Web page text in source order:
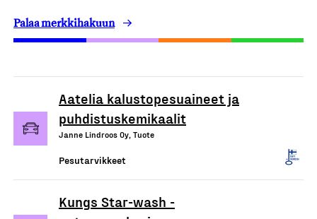
Palaa merkkihakuun
Aatelia kalustopesuaineet ja
puhdistuskemikaalit
Janne Lindroos Oy, Tuote
Pesutarvikkeet
Kungs Star-wash -